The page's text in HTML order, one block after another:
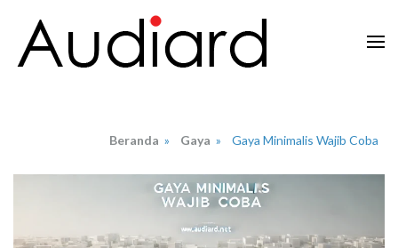
konten
Beranda » Gaya » Gaya Minimalis Wajib Coba